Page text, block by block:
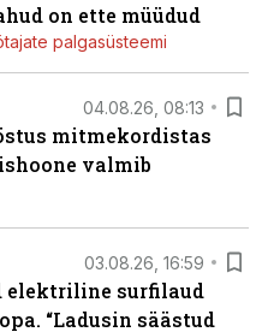
on ette müüdud
palgasüsteemi
04.08.26, 08:13
mitmekordistas
valmib
03.08.26, 16:59
elektriline surfilaud
“Ladusin säästud